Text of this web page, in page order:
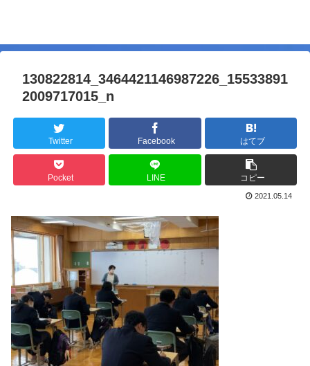
130822814_3464421146987226_15533891
2009717015_n
Twitter Facebook はてブ
Pocket LINE コピー
2021.05.14